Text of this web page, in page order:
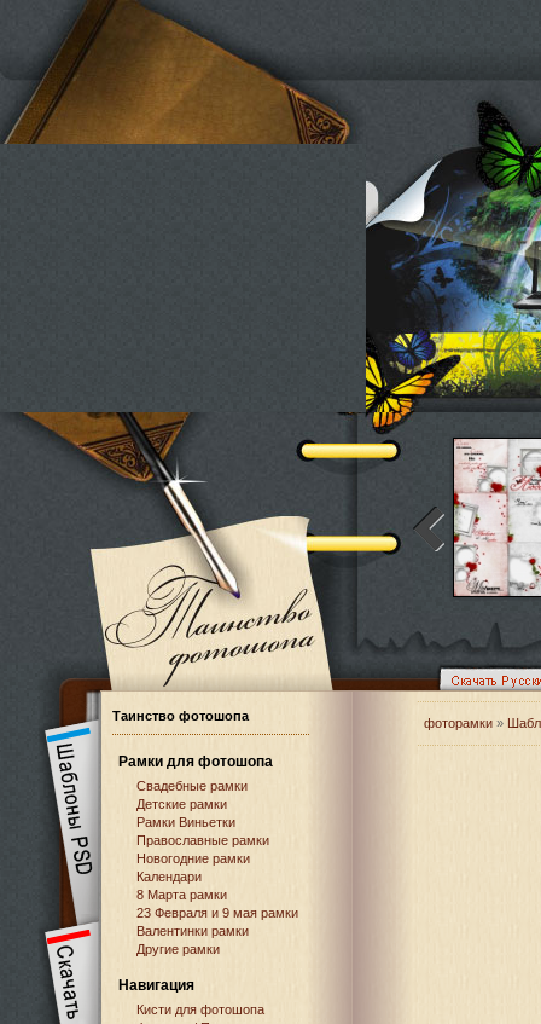
Таинство фотошопа
Рамки для фотошопа
Свадебные рамки
Детские рамки
Рамки Виньетки
Православные рамки
Новогодние рамки
Календари
8 Марта рамки
23 Февраля и 9 мая рамки
Валентинки рамки
Другие рамки
Навигация
Кисти для фотошопа
фоторамки »